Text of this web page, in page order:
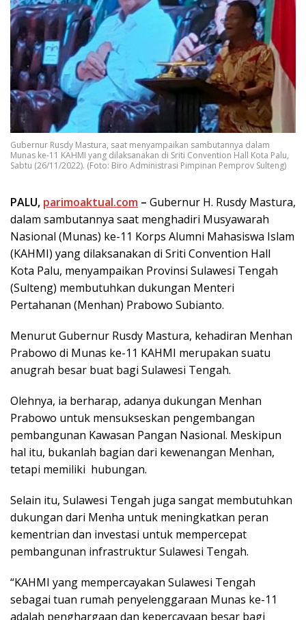
Gubernur Rusdy Mastura, saat menyampaikan sambutannya dalam
Munas ke-11 KAHMI yang dilaksanakan di Sriti Convention Hall Kota Palu,
Sabtu (26/11/2022). (Foto: Biro Administrasi Pimpinan Pemprov Sulteng)
PALU, parimoaktual.com – Gubernur H. Rusdy Mastura,
dalam sambutannya saat menghadiri Musyawarah
Nasional (Munas) ke-11 Korps Alumni Mahasiswa Islam
(KAHMI) yang dilaksanakan di Sriti Convention Hall
Kota Palu, menyampaikan Provinsi Sulawesi Tengah
(Sulteng) membutuhkan dukungan Menteri
Pertahanan (Menhan) Prabowo Subianto.
Menurut Gubernur Rusdy Mastura, kehadiran Menhan
Prabowo di Munas ke-11 KAHMI merupakan suatu
anugrah besar buat bagi Sulawesi Tengah.
Olehnya, ia berharap, adanya dukungan Menhan
Prabowo untuk mensukseskan pengembangan
pembangunan Kawasan Pangan Nasional. Meskipun
hal itu, bukanlah bagian dari kewenangan Menhan,
tetapi memiliki hubungan.
Selain itu, Sulawesi Tengah juga sangat membutuhkan
dukungan dari Menha untuk meningkatkan peran
kementrian dan investasi untuk mempercepat
pembangunan infrastruktur Sulawesi Tengah.
“KAHMI yang mempercayakan Sulawesi Tengah
sebagai tuan rumah penyelenggaraan Munas ke-11
adalah penghargaan dan kepercayaan besar bagi